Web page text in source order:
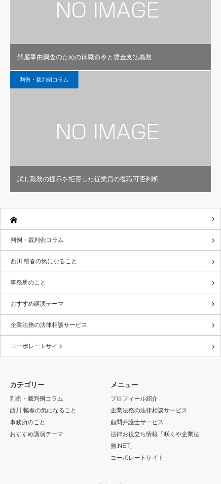
解雇事由調査のための休職命令と賃金支払義務
判例・裁判例コラム
試し勤務の提示を拒否した従業員の復職可否判断
判例・裁判例コラム
西川 暢春の気になること
事務所のこと
おすすめ講演テーマ
企業法務の法律相談サービス
コーポレートサイト
カテゴリー
判例・裁判例コラム
西川 暢春の気になること
事務所のこと
おすすめ講演テーマ
メニュー
プロフィール紹介
企業法務の法律相談サービス
顧問弁護士サービス
法律お役立ち情報「咲くや企業法
務.NET」
コーポレートサイト